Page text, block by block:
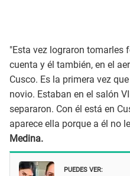
"Esta vez lograron tomarles
cuenta y él también, en el
Cusco. Es la primera vez
novio. Estaban en el salón
separaron. Con él está en
aparece ella porque a él no
Medina.
PUEDES VER: